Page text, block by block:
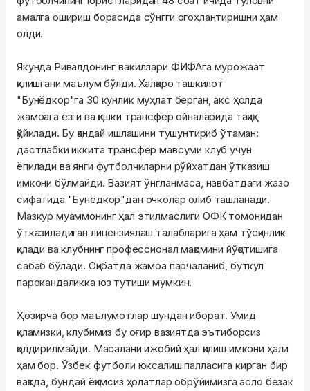
амалга ошириш борасида сўнгги огоҳлантиришни ҳам
олди.
Якунда Ривалдонинг вакиллари ФИФАга мурожаат
қилишгани маълум бўлди. Халқаро ташкилот
"Бунёдкор"га 30 кунлик муҳлат берган, акс ҳолда
жамоага ёзги ва қишки трансфер ойналарида тақиқ
қўйилади. Бу қандай ишлашини тушунтириб ўтаман:
дастлабки иккита трансфер мавсуми клуб учун
ёпилади ва янги футболчиларни рўйхатдан ўтказиш
имкони бўлмайди. Вазият ўнгланмаса, навбатдаги жазо
сифатида "Бунёдкор"дан очколар олиб ташланади.
Мазкур муаммонинг ҳал этилмаслиги ОФК томонидан
ўтказиладиган лицензиялаш талабларига ҳам тўсқинлик
қилади ва клубнинг профессионал мақомини йўқотишига
сабаб бўлади. Оқибатда жамоа парчаланиб, буткул
парокандаликка юз тутиши мумкин.
Ҳозирча бор маълумотлар шундан иборат. Умид
қиламизки, клубимиз бу оғир вазиятда эътиборсиз
қолдирилмайди. Масалани ижобий ҳал қилиш имкони ҳали
ҳам бор. Ўзбек футболи юксалиш палласига кирган бир
вақтда, бундай ёқимсиз ҳолатлар обрўйимизга асло безак